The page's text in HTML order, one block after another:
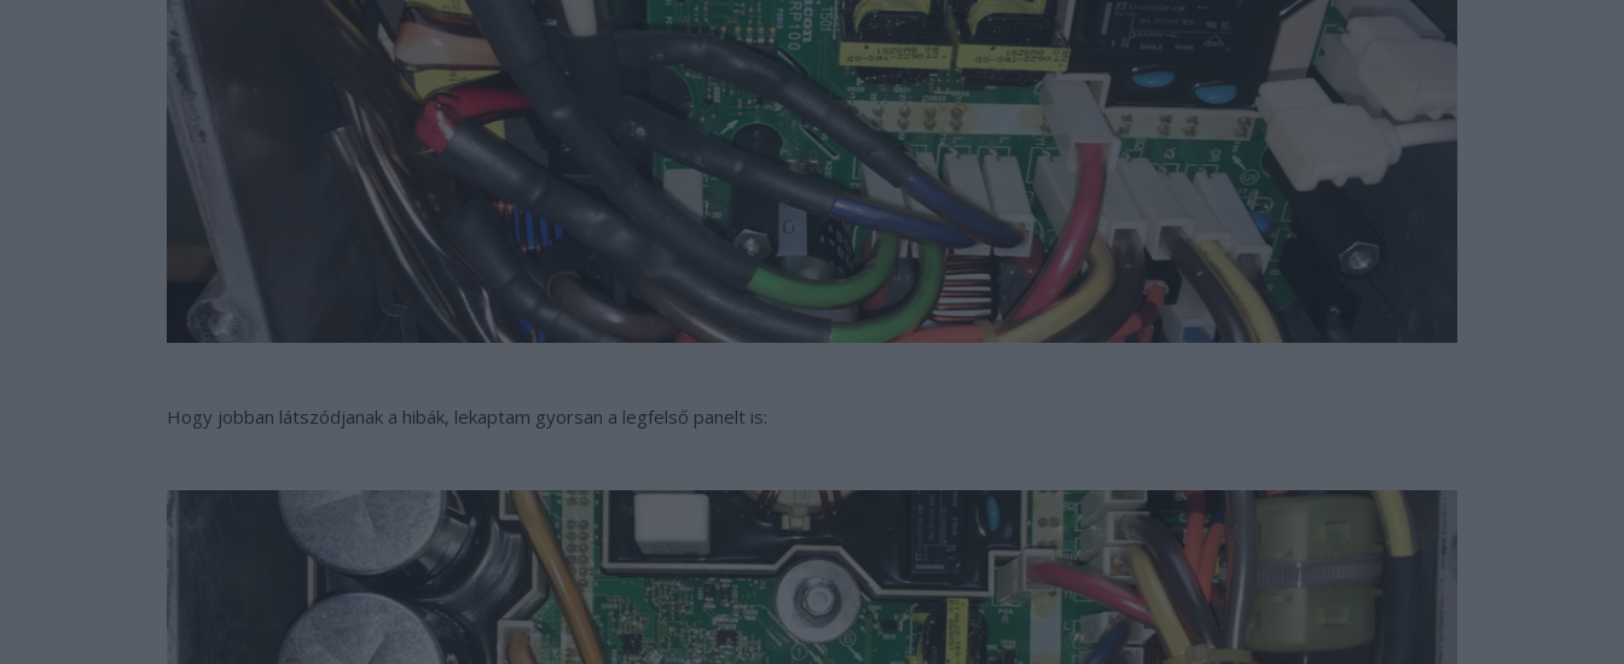
Hogy jobban látszódjanak a hibák, lekaptam gyorsan a legfelső panelt is: